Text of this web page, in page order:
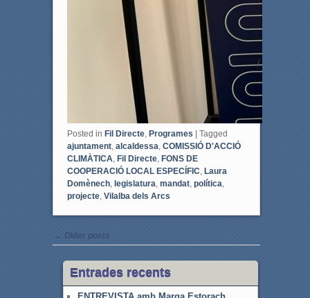
Posted in Fil Directe, Programes | Tagged
ajuntament, alcaldessa COMISSIÓ D'ACCIÓ
CLIMÀTICA Fil Directe, FONS DE
COOPERACIÓ LOCAL ESPECÍFIC Laura
Domènech, legislatura mandat, política
projecte, Vilalba dels Arcs
Post navigation
← Older posts
Entrades recents